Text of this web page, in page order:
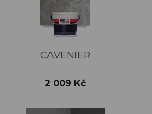
CAVENIER
Cena
2 009 Kč